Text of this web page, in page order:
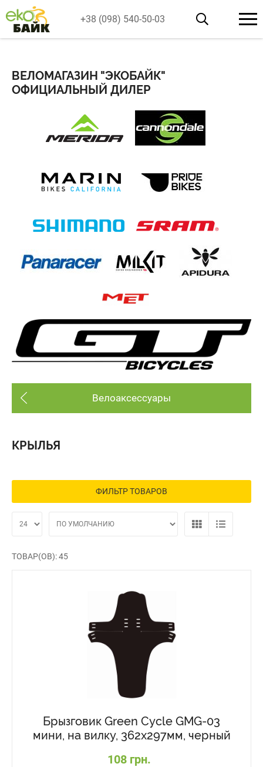
+38 (098) 540-50-03
ВЕЛОМАГАЗИН "ЭКОБАЙК"
ОФИЦИАЛЬНЫЙ ДИЛЕР
Велоаксессуары
КРЫЛЬЯ
ФИЛЬТР ТОВАРОВ
ТОВАР(ОВ): 45
Брызговик Green Cycle GMG-03
мини, на вилку, 362х297мм, черный
108 грн.